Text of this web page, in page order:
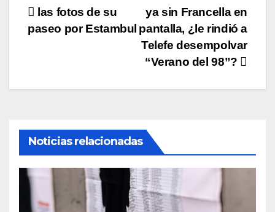
Navegación
de
ya sin Francella en
pantalla, ¿le rindió a
Telefe desempolvar
“Verano del 98”?
las fotos de su
paseo por Estambul
Noticias relacionadas